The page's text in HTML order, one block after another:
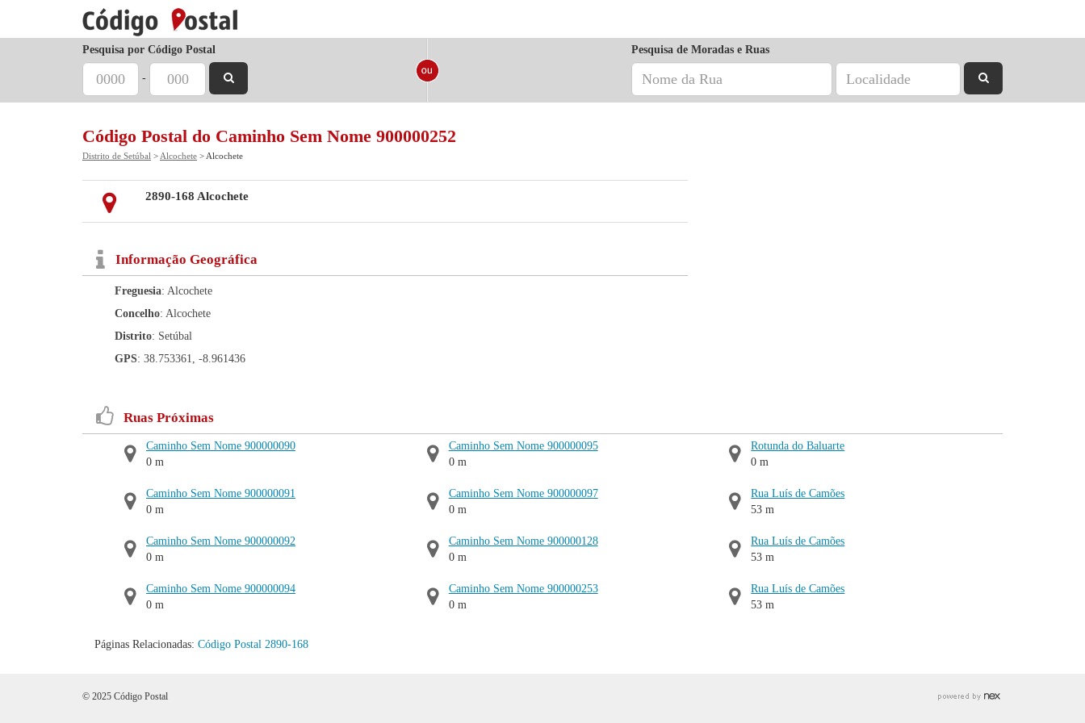
Pesquisa por Código Postal
-
Pesquisa de Moradas e Ruas
Código Postal do Caminho Sem Nome 900000252
Distrito de Setúbal > Alcochete > Alcochete
2890-168 Alcochete
Informação Geográfica
Freguesia: Alcochete
Concelho: Alcochete
Distrito: Setúbal
GPS: 38.753361, -8.961436
Ruas Próximas
Caminho Sem Nome 900000090
0 m
Caminho Sem Nome 900000091
0 m
Caminho Sem Nome 900000092
0 m
Caminho Sem Nome 900000094
0 m
Caminho Sem Nome 900000095
0 m
Caminho Sem Nome 900000097
0 m
Caminho Sem Nome 900000128
0 m
Caminho Sem Nome 900000253
0 m
Rotunda do Baluarte
0 m
Rua Luís de Camões
53 m
Rua Luís de Camões
53 m
Rua Luís de Camões
53 m
Páginas Relacionadas: Código Postal 2890-168
© 2025 Código Postal